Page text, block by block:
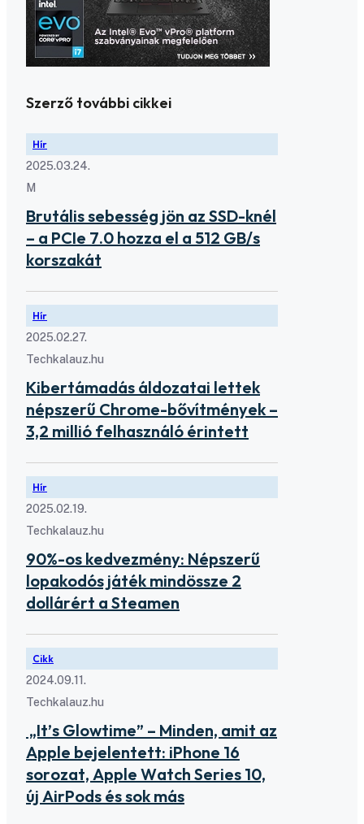
Szerző további cikkei
Hír
2025.03.24.
M
Brutális sebesség jön az SSD-knél
– a PCIe 7.0 hozza el a 512 GB/s
korszakát
Hír
2025.02.27.
Techkalauz.hu
Kibertámadás áldozatai lettek
népszerű Chrome-bővítmények –
3,2 millió felhasználó érintett
Hír
2025.02.19.
Techkalauz.hu
90%-os kedvezmény: Népszerű
lopakodós játék mindössze 2
dollárért a Steamen
Cikk
2024.09.11.
Techkalauz.hu
„It’s Glowtime” – Minden, amit az
Apple bejelentett: iPhone 16
sorozat, Apple Watch Series 10,
új AirPods és sok más